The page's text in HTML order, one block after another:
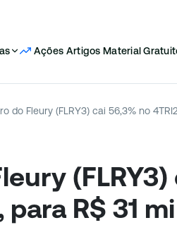
Ações Artigos Material
do Fleury (FLRY3) cai 56,3% no
para R$ 31 mi